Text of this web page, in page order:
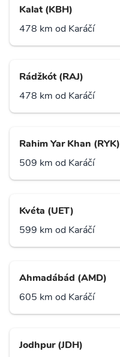
Kalat (KBH)
478 km od Karáčí
Rádžkót (RAJ)
478 km od Karáčí
Rahim Yar Khan (RYK)
509 km od Karáčí
Kvéta (UET)
599 km od Karáčí
Ahmadábád (AMD)
605 km od Karáčí
Jodhpur (JDH)